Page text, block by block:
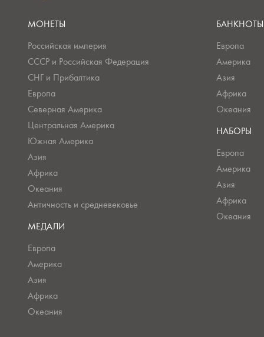
МОНЕТЫ
Российская империя
СССР и Российская Федерация
СНГ и Прибалтика
Европа
Северная Америка
Центральная Америка
Южная Америка
Азия
Африка
Океания
Античность и средневековье
МЕДАЛИ
Европа
Америка
Азия
Африка
Океания
БАНКНОТЫ
Европа
Америка
Азия
Африка
Океания
НАБОРЫ
Европа
Америка
Азия
Африка
Океания